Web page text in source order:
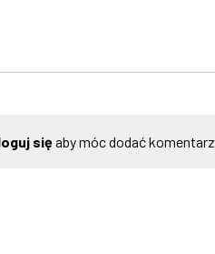
sięaby móc dodać komentarz